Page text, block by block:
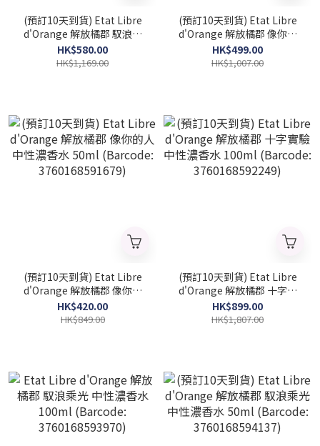
(預訂10天到貨) Etat Libre
d'Orange 解放橘郡 馭浪乘
光 中性濃香水 100ml (簡裝)
(Barcode: 3760168594007)
HK$580.00
HK$1,169.00
(預訂10天到貨) Etat Libre
d'Orange 解放橘郡 像你的
人 中性濃香水 100ml (簡裝)
(Barcode: 3760168591686)
HK$499.00
HK$1,007.00
(預訂10天到貨) Etat Libre
d'Orange 解放橘郡 像你的
人 中性濃香水 50ml
(Barcode: 3760168591679)
HK$420.00
HK$849.00
(預訂10天到貨) Etat Libre
d'Orange 解放橘郡 十字實
驗 中性濃香水 100ml
(Barcode: 3760168592249)
HK$899.00
HK$1,807.00